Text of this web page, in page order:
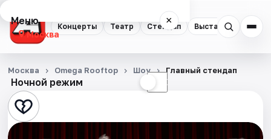
Концерты Театр Стендап Выставки
Меню ×
Москва
Концерты
Театр
Стендап
Ночной режим ☾
Москва Omega Rooftop Шоу Главный стендап